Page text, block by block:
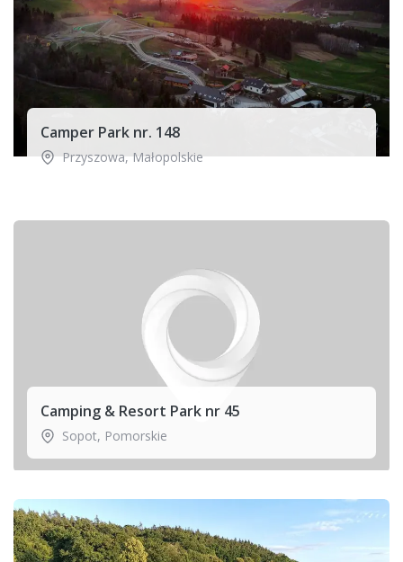
Camper Park nr. 148
Przyszowa,Małopolskie
Camping & Resort Park nr 45
Sopot, Pomorskie